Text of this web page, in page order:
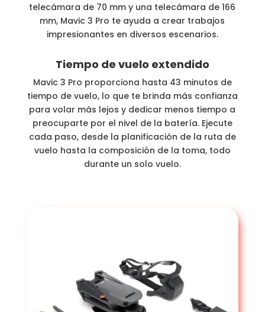
telecámara de 70 mm y una telecámara de 166
mm, Mavic 3 Pro te ayuda a crear trabajos
impresionantes en diversos escenarios.
Tiempo de vuelo extendido
Mavic 3 Pro proporciona hasta 43 minutos de
tiempo de vuelo, lo que te brinda más confianza
para volar más lejos y dedicar menos tiempo a
preocuparte por el nivel de la batería. Ejecute
cada paso, desde la planificación de la ruta de
vuelo hasta la composición de la toma, todo
durante un solo vuelo.